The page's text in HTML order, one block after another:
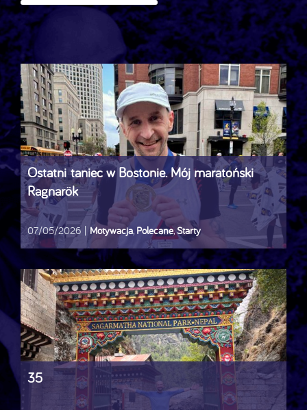
Ostatni taniec w Bostonie. Mój maratoński
Ragnarök
07/05/2026 | Motywacja, Polecane,Starty
35